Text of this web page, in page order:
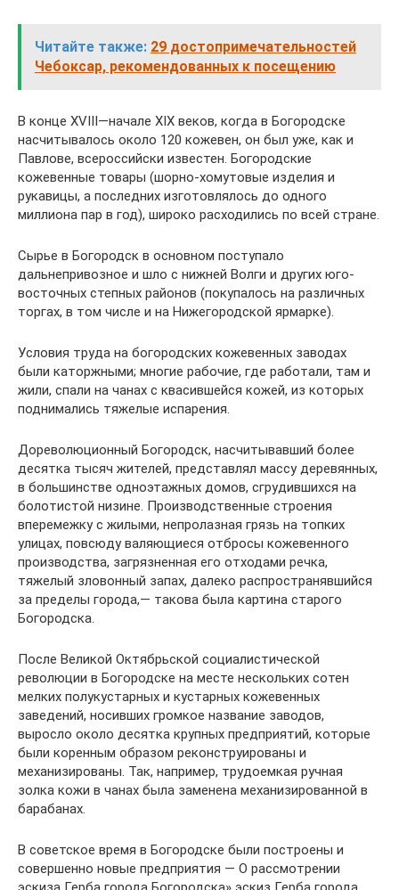
Читайте также: 29 достопримечательностей
Чебоксар, рекомендованных к посещению
В конце XVIII—начале XIX веков, когда в Богородске
насчитывалось около 120 кожевен, он был уже, как и
Павлове, всероссийски известен. Богородские
кожевенные товары (шорно-хомутовые изделия и
рукавицы, а последних изготовлялось до одного
миллиона пар в год), широко расходились по всей стране.
Сырье в Богородск в основном поступало
дальнепривозное и шло с нижней Волги и других юго-
восточных степных районов (покупалось на различных
торгах, в том числе и на Нижегородской ярмарке).
Условия труда на богородских кожевенных заводах
были каторжными; многие рабочие, где работали, там и
жили, спали на чанах с квасившейся кожей, из которых
поднимались тяжелые испарения.
Дореволюционный Богородск, насчитывавший более
десятка тысяч жителей, представлял массу деревянных,
в большинстве одноэтажных домов, сгрудившихся на
болотистой низине. Производственные строения
вперемежку с жилыми, непролазная грязь на топких
улицах, повсюду валяющиеся отбросы кожевенного
производства, загрязненная его отходами речка,
тяжелый зловонный запах, далеко распространявшийся
за пределы города,— такова была картина старого
Богородска.
После Великой Октябрьской социалистической
революции в Богородске на месте нескольких сотен
мелких полукустарных и кустарных кожевенных
заведений, носивших громкое название заводов,
выросло около десятка крупных предприятий, которые
были коренным образом реконструированы и
механизированы. Так, например, трудоемкая ручная
золка кожи в чанах была заменена механизированной в
барабанах.
В советское время в Богородске были построены и
совершенно новые предприятия — О рассмотрении